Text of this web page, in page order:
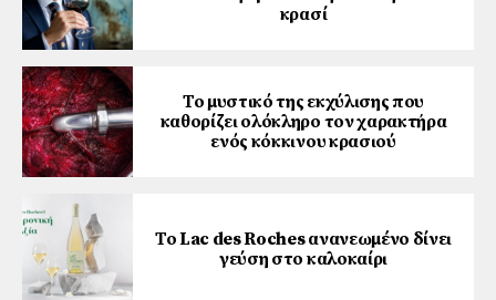
κρασί
Το μυστικό της εκχύλισης που
καθορίζει ολόκληρο τον χαρακτήρα
ενός κόκκινου κρασιού
Το Lac des Roches ανανεωμένο δίνει
γεύση στο καλοκαίρι